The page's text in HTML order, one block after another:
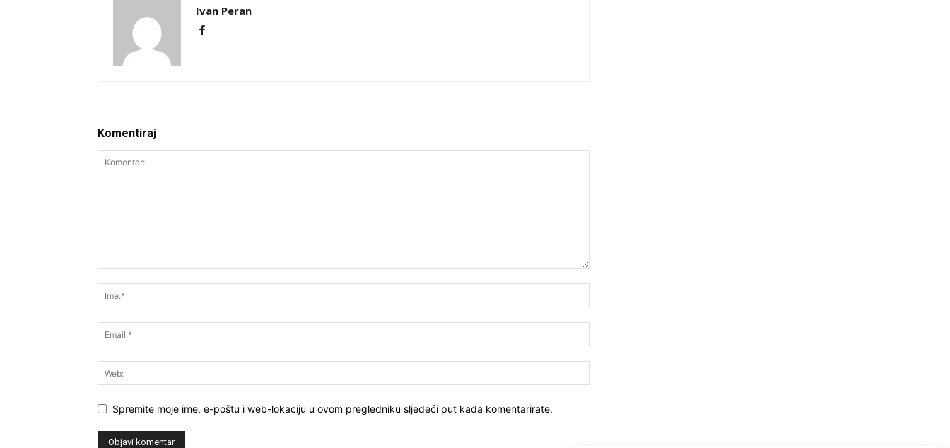
Ivan Peran
Komentiraj
Spremite moje ime, e-poštu i web-lokaciju u ovom pregledniku sljedeći put kada komentarirate.